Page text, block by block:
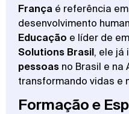
França é referência
desenvolvimento
Educação e líder de
Solutions Brasil, ele já
pessoas no Brasil e na
transformando vidas e
Formação e